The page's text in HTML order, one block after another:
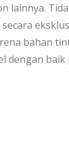
lainnya.
bahan
dengan baik